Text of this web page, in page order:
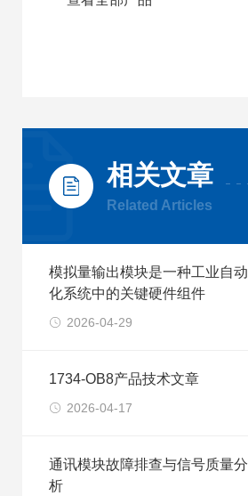
相关文章
Related Articles
模拟量输出模块是一种工业自动
化系统中的关键硬件组件
2026-04-29
1734-OB8产品技术文章
2026-04-17
通讯模块故障排查与信号质量分
析